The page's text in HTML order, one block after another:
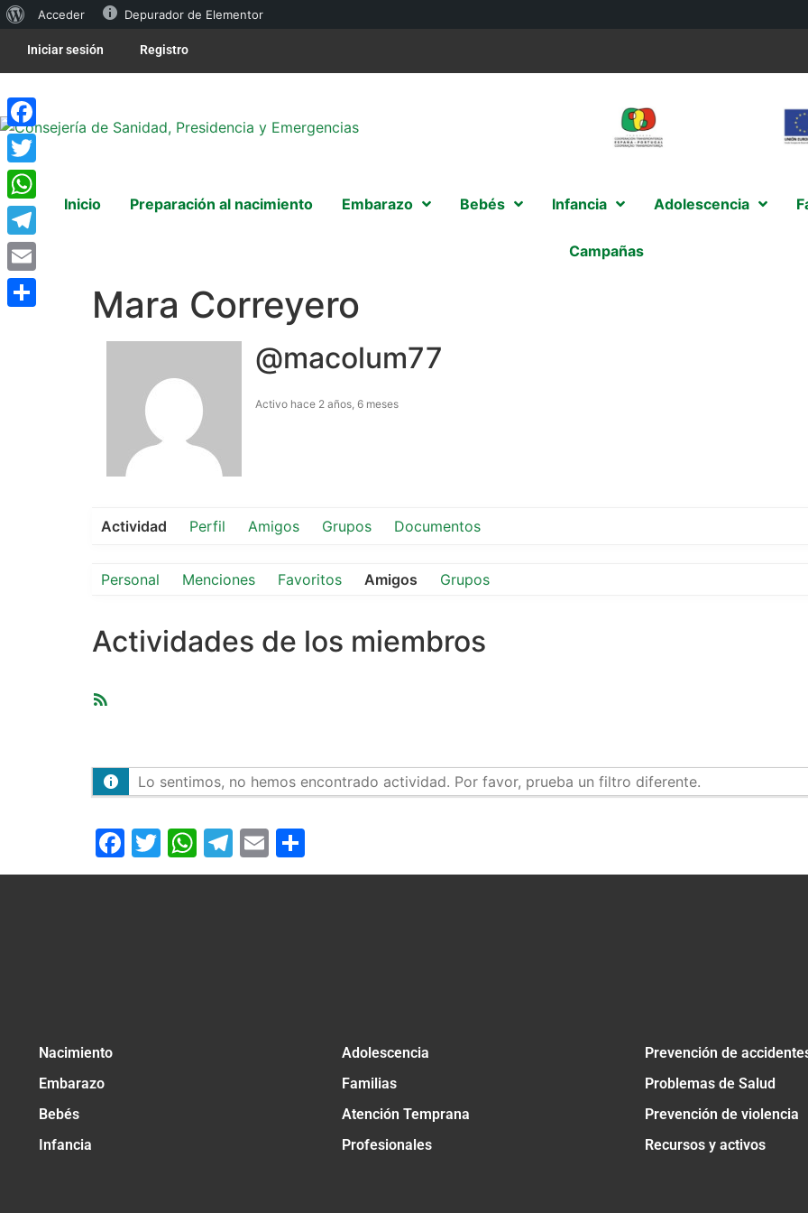
Acceder Depurador de Elementor
Iniciar sesión Registro
Inicio Preparación al nacimiento Embarazo Bebés Infancia Adolescencia
Campañas
Mara Correyero
@macolum77
Activo hace 2 años, 6 meses
Actividad Perfil Amigos Grupos Documentos
Personal Menciones Favoritos Amigos Grupos
Actividades de los miembros
Lo sentimos, no hemos encontrado actividad. Por favor, prueba un filtro diferente.
Facebook
Twitter
WhatsApp
Telegram
Email
Nacimiento
Embarazo
Bebés
Infancia
Adolescencia
Familias
Atención Temprana
Profesionales
Prevención de
Problemas de Salud
Prevención de violencia
Recursos y activos
Facebook
Twitter
WhatsApp
Telegram
Email